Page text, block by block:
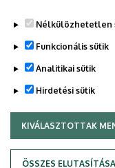
Adatvédelem
Nélkülözhetetlen
Funkcionális sütik
Analitikai sütik
Hirdetési sütik
KIVÁLASZTOTTAK
ÖSSZES ELUTASÍTÁSA
WITHDRAW CONSENT